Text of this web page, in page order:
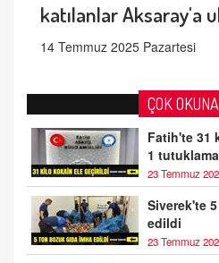
katılanlar Aksaray'a
14 Temmuz 2025 Pazartesi
ÇOK
Fatih'te 31
1 tutuklama
23 Temmuz
Siverek'te
edildi
23 Temmuz